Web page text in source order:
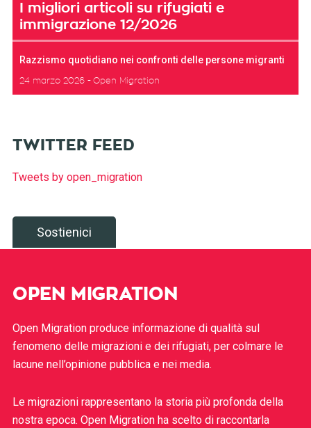
I migliori articoli su rifugiati e
immigrazione 12/2026
Razzismo quotidiano nei confronti delle persone migranti
24 marzo 2026 Open Migration
TWITTER FEED
Tweets by open_migration
Sostienici
OPEN MIGRATION
Open Migration produce informazione di qualità sul
fenomeno delle migrazioni e dei rifugiati, per colmare le
lacune nell’opinione pubblica e nei media.
Le migrazioni rappresentano la storia più profonda della
nostra epoca. Open Migration ha scelto di raccontarla